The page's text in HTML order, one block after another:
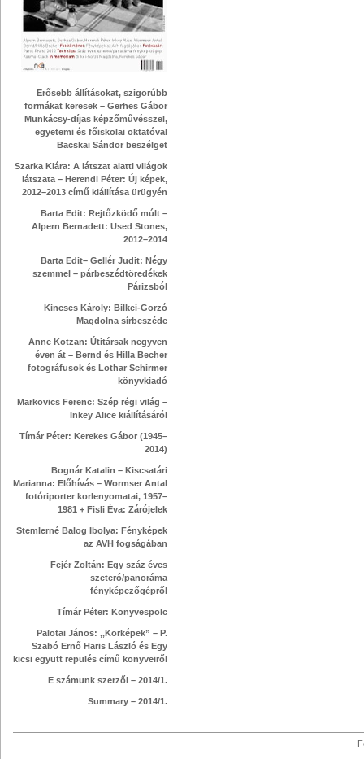
Erősebb állításokat, szigorúbb
formákat keresek – Gerhes Gábor
Munkácsy-díjas képzőművésszel,
egyetemi és főiskolai oktatóval
Bacskai Sándor beszélget
Szarka Klára: A látszat alatti világok
látszata – Herendi Péter: Új képek,
2012–2013 című kiállítása ürügyén
Barta Edit: Rejtőzködő múlt –
Alpern Bernadett: Used Stones,
2012–2014
Barta Edit– Gellér Judit: Négy
szemmel – párbeszédtöredékek
Párizsból
Kincses Károly: Bilkei-Gorzó
Magdolna sírbeszéde
Anne Kotzan: Útitársak negyven
éven át – Bernd és Hilla Becher
fotográfusok és Lothar Schirmer
könyvkiadó
Markovics Ferenc: Szép régi világ –
Inkey Alice kiállításáról
Tímár Péter: Kerekes Gábor (1945–
2014)
Bognár Katalin – Kiscsatári
Marianna: Előhívás – Wormser Antal
fotóriporter korlenyomatai, 1957–
1981 + Fisli Éva: Zárójelek
Stemlerné Balog Ibolya: Fényképek
az AVH fogságában
Fejér Zoltán: Egy száz éves
szeteró/panoráma
fényképezőgépről
Tímár Péter: Könyvespolc
Palotai János: ,,Körképek” – P.
Szabó Ernő Haris László és Egy
kicsi együtt repülés című könyveiről
E számunk szerzői – 2014/1.
Summary – 2014/1.